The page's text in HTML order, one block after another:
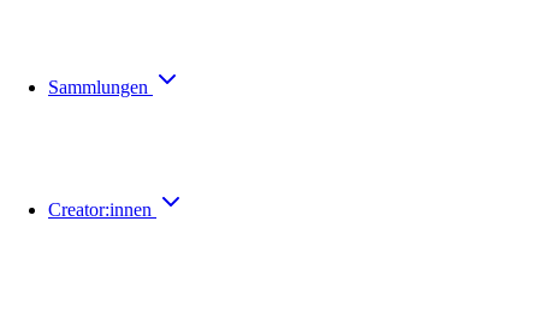
Sammlungen
Creator:innen